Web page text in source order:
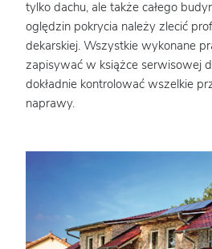
tylko dachu, ale także całego
oględzin pokrycia należy zlecić
dekarskiej. Wszystkie wykonane
zapisywać w książce serwisowej
dokładnie kontrolować wszelkie
naprawy.